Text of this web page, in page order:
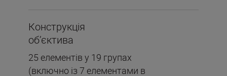
Конструкція
об’єктива
25 елементів у 19 групах
(включно із 7 елементами в